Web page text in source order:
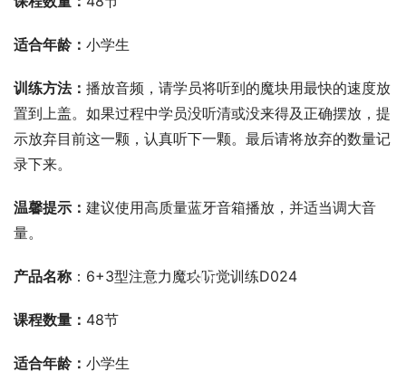
适合年龄： 小学生
训练方法： 播放音频，请学员将听到的魔块用最快的速度放
置到上盖。如果过程中学员没听清或没来得及正确摆放，提
示放弃目前这一颗，认真听下一颗。最后请将放弃的数量记
录下来。
温馨提示： 建议使用高质量蓝牙音箱播放，并适当调大音
量。
产品名称：6+3型注意力魔块听觉训练D024
课程数量： 48节
适合年龄： 小学生